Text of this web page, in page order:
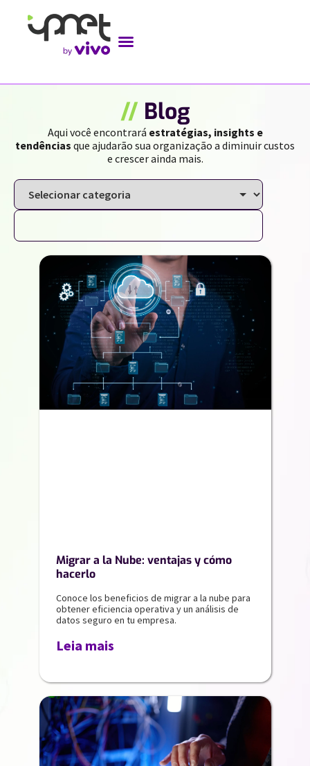
// Blog
Aqui você encontrará estratégias, insights e
tendências que ajudarão sua organização a diminuir custos
e crescer ainda mais.
Migrar a la Nube: ventajas y cómo
hacerlo
Conoce los beneficios de migrar a la nube para
obtener eficiencia operativa y un análisis de
datos seguro en tu empresa.
Leia mais